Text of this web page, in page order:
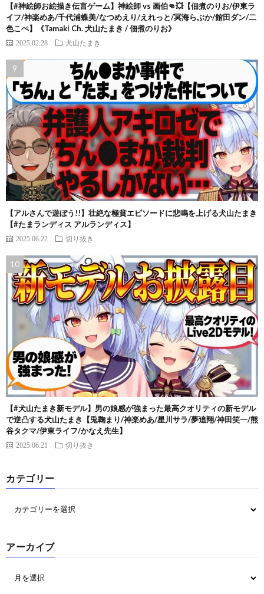
【#神絵師お絵描き伝言ゲーム】神絵師 vs 画伯👊💥【佃煮のりお/伊東ラ
イフ/神楽めあ/千代浦蝶美/なつめえり/えれっと/冥海らぶか/館田ダン/二
色こぺ】《Tamaki Ch. 犬山たまき / 佃煮のりお》
2025.02.28 犬山たまき
【アルさんで遊ぼう!!】壮絶な極貧エピソードに悲鳴を上げる犬山たまき
【#たまランディス アルランディス】
2025.06.22 切り抜き
【#犬山たまき新モデル】男の娘感が強まった最高クオリティの新モデル
で逆凸する犬山たまき【兎鞠まり/神楽めあ/星川サラ/夢追翔/神田笑一/熊
谷タクマ/伊東ライフ/かなえ先生】
2025.06.21 切り抜き
カテゴリー
アーカイブ